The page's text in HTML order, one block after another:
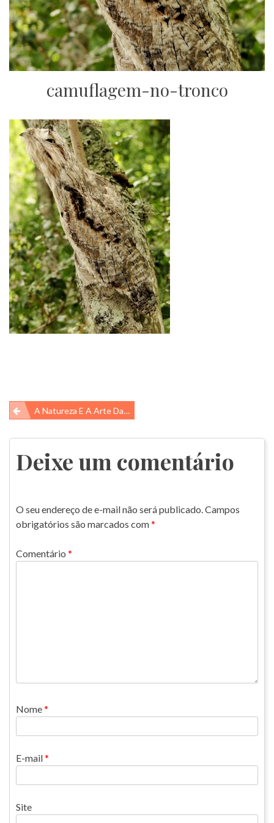
camuflagem-no-tronco
Navegação
de
Post
A Natureza E A Arte Da Camuflagem
Deixe um comentário
O seu endereço de e-mail não será publicado.Campos
obrigatórios são marcados com*
Comentário *
Nome*
E-mail*
Site